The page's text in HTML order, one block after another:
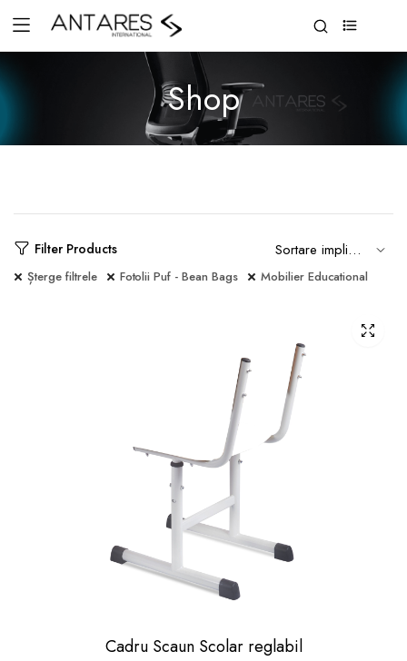
Shop
Filter Products
Șterge filtrele Fotolii Puf - Bean Bags Mobilier Educational
Cadru Scaun Scolar reglabil